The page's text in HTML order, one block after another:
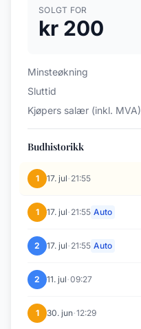
SOLGT FOR
kr 200
Minsteøkning
Sluttid
Kjøpers salær (inkl. MVA)
Budhistorikk
1 17. jul· 21:55
1 17. jul· 21:55 Auto
2 17. jul· 21:55 Auto
2 11. jul·09:27
1 30. jun·12:29